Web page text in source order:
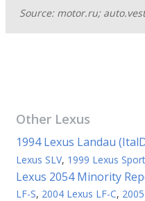
Source: motor.ru;
Other Lexus
1994 Lexus Landau
Lexus SLV, 1999 Lexus
Lexus 2054 Minority
LF-S, 2004 Lexus LF-C,